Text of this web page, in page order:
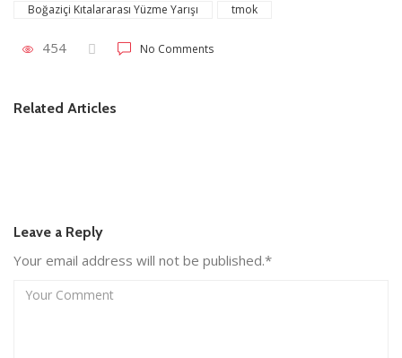
Boğaziçi Kıtalararası Yüzme Yarışı tmok
454 No Comments
Related Articles
Avata 360 Türkiye’de
Leave a Reply
Your email address will not be published.*